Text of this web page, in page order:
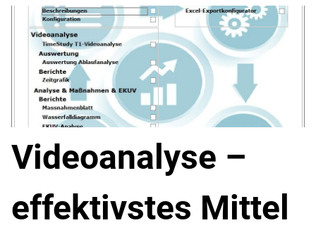
Videoanalyse –
effektivstes Mittel